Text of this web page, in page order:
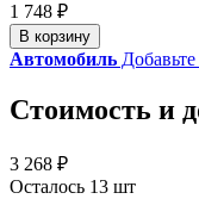
1 748 ₽
В корзину
Автомобиль
Стоимость и
3 268 ₽
Осталось 13 шт